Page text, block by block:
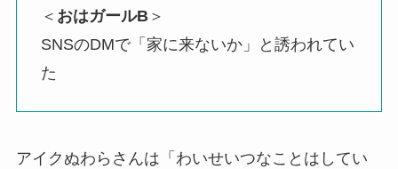
＜ おはガールB＞
SNSのDMで「家に来ないか」と誘われてい
た
アイクぬわらさんは「わいせいつなことはしてい